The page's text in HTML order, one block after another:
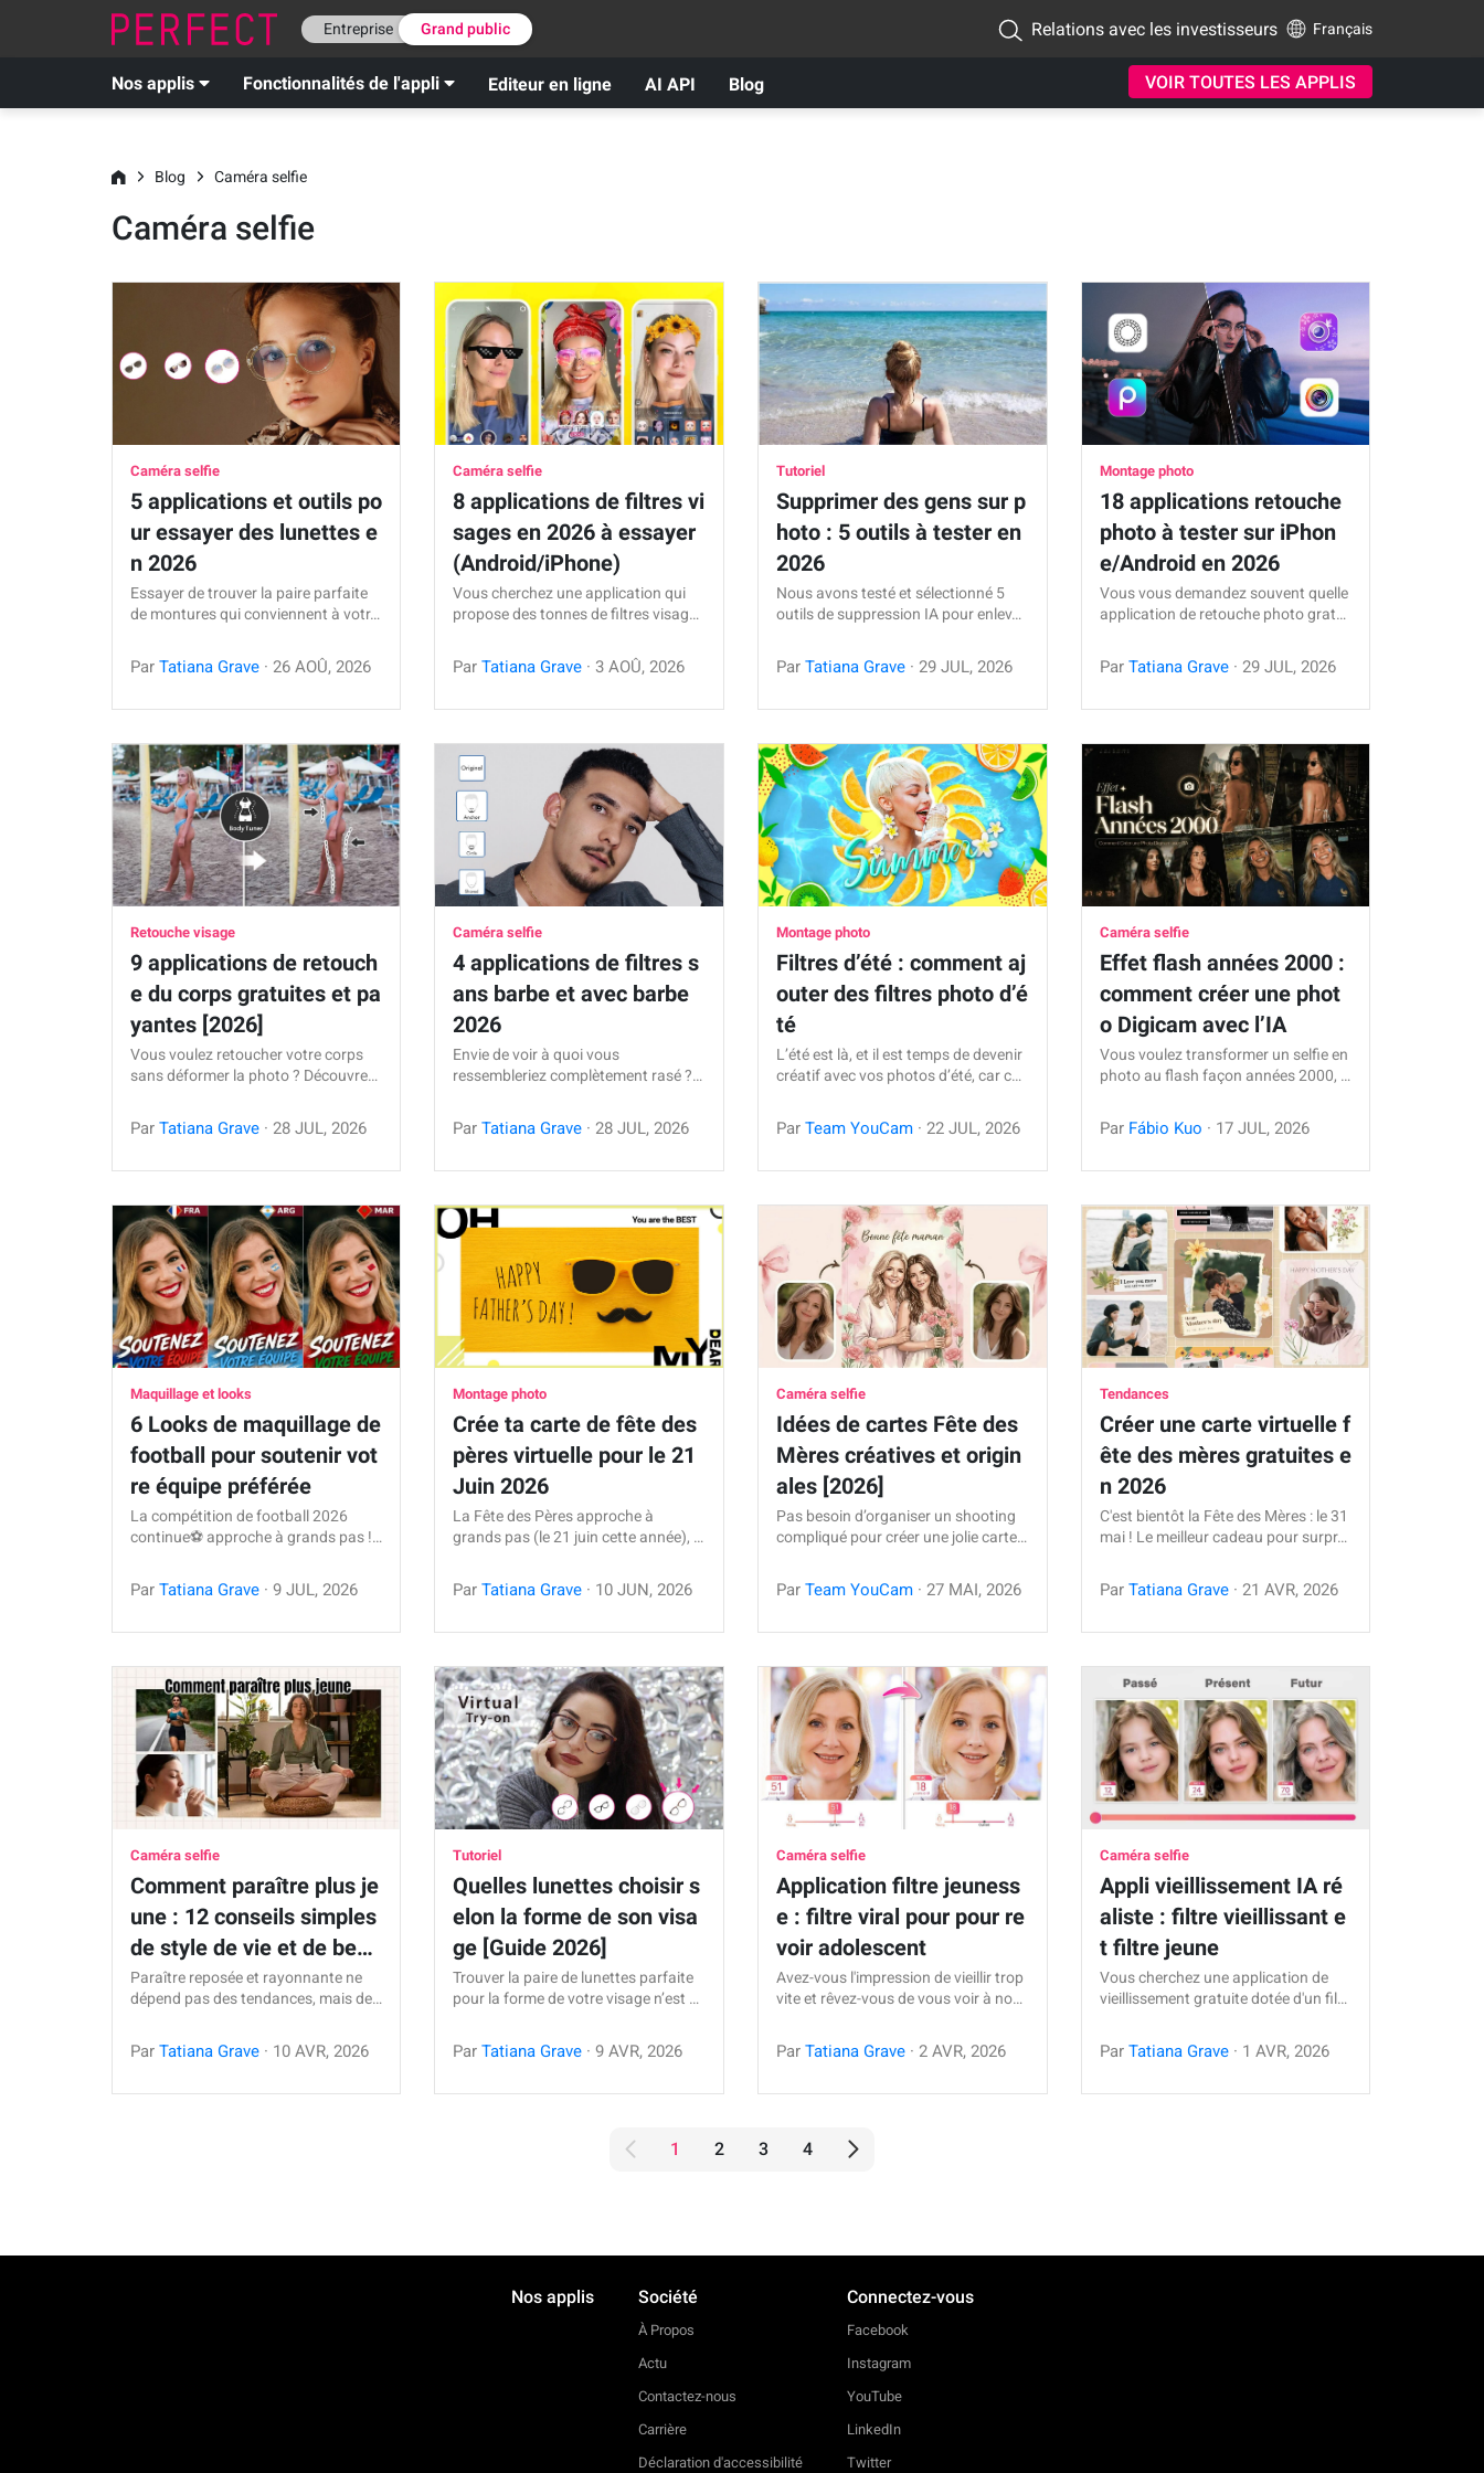
Entreprise Grand public Relations avec les investisseurs Français
Nos applis Fonctionnalités de l'appli Editeur en ligne AI API Blog VOIR TOUTES LES APPLIS
Blog Caméra selfie
Caméra selfie
Caméra selfie
5 applications et outils po
ur essayer des lunettes e
n 2026
Essayer de trouver la paire parfaite
de montures qui conviennent à votr…
Par Tatiana Grave· 26 AOÛ, 2026
Caméra selfie
8 applications de filtres vi
sages en 2026 à essayer
(Android/iPhone)
Vous cherchez une application qui
propose des tonnes de filtres visag…
ParTatiana Grave · 3 AOÛ, 2026
Tutoriel
Supprimer des gens sur p
hoto : 5 outils à tester en
2026
Nous avons testé et sélectionné 5
outils de suppression IA pour enlev…
Par Tatiana Grave· 29 JUL, 2026
Montage photo
18 applications retouche
photo à tester sur iPhon
e/Android en 2026
Vous vous demandez souvent quelle
application de retouche photo grat…
Par Tatiana Grave· 29 JUL, 2026
Retouche visage
9 applications de retouch
e du corps gratuites et pa
yantes [2026]
Vous voulez retoucher votre corps
sans déformer la photo ? Découvre…
Par Tatiana Grave· 28 JUL, 2026
Caméra selfie
4 applications de filtres s
ans barbe et avec barbe
2026
Envie de voir à quoi vous
ressembleriez complètement rasé ?…
ParTatiana Grave · 28 JUL, 2026
Montage photo
Filtres d’été : comment aj
outer des filtres photo d’é
té
L’été est là, et il est temps de devenir
créatif avec vos photos d’été, car c…
Par Team YouCam· 22 JUL, 2026
Caméra selfie
Effet flash années 2000 :
comment créer une phot
o Digicam avec l’IA
Vous voulez transformer un selfie en
photo au flash façon années 2000, …
Par Fábio Kuo · 17 JUL, 2026
Maquillage et looks
6 Looks de maquillage de
football pour soutenir vot
re équipe préférée
La compétition de football 2026
continue⚽ approche à grands pas !…
Par Tatiana Grave· 9 JUL, 2026
Montage photo
Crée ta carte de fête des
pères virtuelle pour le 21
Juin 2026
La Fête des Pères approche à
grands pas (le 21 juin cette année), …
ParTatiana Grave · 10 JUN, 2026
Caméra selfie
Idées de cartes Fête des
Mères créatives et origin
ales [2026]
Pas besoin d’organiser un shooting
compliqué pour créer une jolie carte…
Par Team YouCam· 27 MAI, 2026
Tendances
Créer une carte virtuelle f
ête des mères gratuites e
n 2026
C'est bientôt la Fête des Mères : le 31
mai ! Le meilleur cadeau pour surpr…
Par Tatiana Grave· 21 AVR, 2026
Caméra selfie
Comment paraître plus je
une : 12 conseils simples
de style de vie et de be…
Paraître reposée et rayonnante ne
dépend pas des tendances, mais de…
Par Tatiana Grave· 10 AVR, 2026
Tutoriel
Quelles lunettes choisir s
elon la forme de son visa
ge [Guide 2026]
Trouver la paire de lunettes parfaite
pour la forme de votre visage n’est …
ParTatiana Grave ·9 AVR, 2026
Caméra selfie
Application filtre jeuness
e : filtre viral pour pour re
voir adolescent
Avez-vous l'impression de vieillir trop
vite et rêvez-vous de vous voir à no…
Par Tatiana Grave· 2 AVR, 2026
Caméra selfie
Appli vieillissement IA ré
aliste : filtre vieillissant e
t filtre jeune
Vous cherchez une application de
vieillissement gratuite dotée d'un fil…
Par Tatiana Grave· 1 AVR, 2026
1 2 3 4
Nos applis Société
À Propos
Actu
Contactez-nous
Carrière
Déclaration d'accessibilité
Connectez-vous
Facebook
Instagram
YouTube
LinkedIn
Twitter